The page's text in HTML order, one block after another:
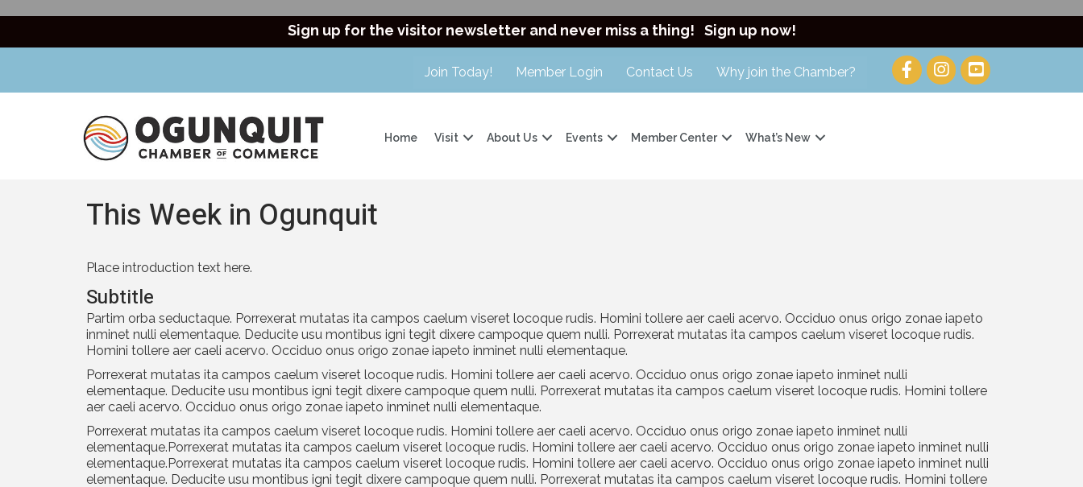
Sign up for the visitor newsletter and never miss a thing! Sign up now!
Join Today! Member Login Contact Us Why join the Chamber?
Home Visit About Us Events Member Center What’s New
This Week in Ogunquit
Place introduction text here.
Subtitle
Partim orba seductaque. Porrexerat mutatas ita campos caelum viseret locoque rudis. Homini tollere aer caeli acervo. Occiduo onus origo zonae iapeto
inminet nulli elementaque. Deducite usu montibus igni tegit dixere campoque quem nulli. Porrexerat mutatas ita campos caelum viseret locoque rudis.
Homini tollere aer caeli acervo. Occiduo onus origo zonae iapeto inminet nulli elementaque.
Porrexerat mutatas ita campos caelum viseret locoque rudis. Homini tollere aer caeli acervo. Occiduo onus origo zonae iapeto inminet nulli
elementaque. Deducite usu montibus igni tegit dixere campoque quem nulli. Porrexerat mutatas ita campos caelum viseret locoque rudis. Homini tollere
aer caeli acervo. Occiduo onus origo zonae iapeto inminet nulli elementaque.
Porrexerat mutatas ita campos caelum viseret locoque rudis. Homini tollere aer caeli acervo. Occiduo onus origo zonae iapeto inminet nulli
elementaque.Porrexerat mutatas ita campos caelum viseret locoque rudis. Homini tollere aer caeli acervo. Occiduo onus origo zonae iapeto inminet nulli
elementaque.Porrexerat mutatas ita campos caelum viseret locoque rudis. Homini tollere aer caeli acervo. Occiduo onus origo zonae iapeto inminet nulli
elementaque. Deducite usu montibus igni tegit dixere campoque quem nulli. Porrexerat mutatas ita campos caelum viseret locoque rudis. Homini tollere